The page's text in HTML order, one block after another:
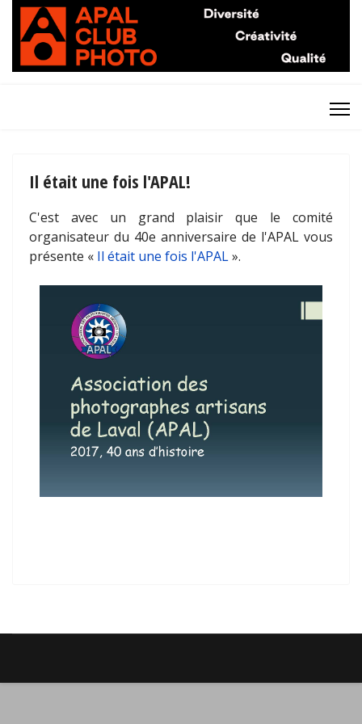
Il était une fois l'APAL!
C'est avec un grand plaisir que le comité
organisateur du 40e anniversaire de l'APAL vous
présente « Il était une fois l'APAL».